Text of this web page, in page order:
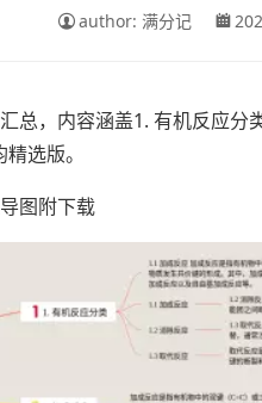
author: 满分记
总，内容涵盖1. 有机反应
选版。
图附下载